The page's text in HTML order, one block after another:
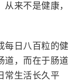
来不是健康，
每日八百粒的健
道，而在于肠道
常生活长久平